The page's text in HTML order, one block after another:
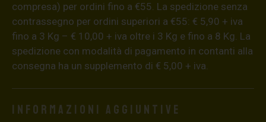
compresa) per ordini fino a €55. La spedizione senza
contrassegno per ordini superiori a €55: € 5,90 + iva
fino a 3 Kg – € 10,00 + iva oltre i 3 Kg e fino a 8 Kg. La
spedizione con modalità di pagamento in contanti alla
consegna ha un supplemento di € 5,00 + iva.
Informazioni aggiuntive